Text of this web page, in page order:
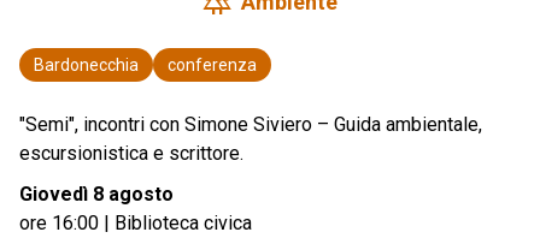
Bardonecchia conferenza
"Semi", incontri con Simone Siviero – Guida ambientale,
escursionistica e scrittore.
Giovedì 8 agosto
ore 16:00 | Biblioteca civica